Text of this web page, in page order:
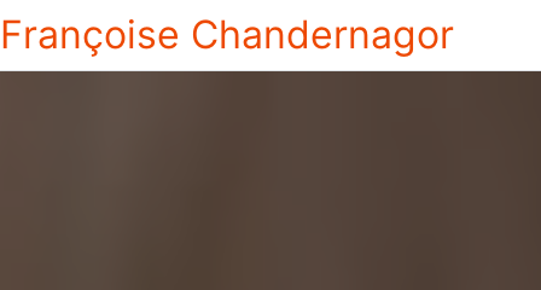
Françoise Chandernagor